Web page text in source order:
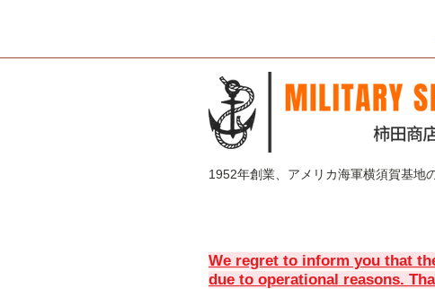
1952年創業、アメリカ海軍横須賀基地
We regret to inform you that
due to operational reasons.